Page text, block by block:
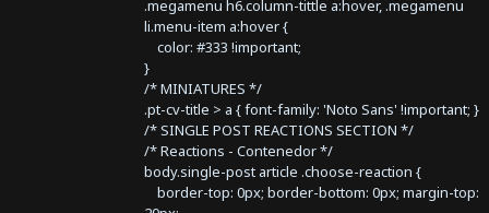
.megamenu h6.column-tittle a:hover, .megamenu
li.menu-item a:hover {
color: #333 !important;
}
/* MINIATURES */
.pt-cv-title > a { font-family: 'Noto Sans' !important; }
/* SINGLE POST REACTIONS SECTION */
/* Reactions - Contenedor */
body.single-post article .choose-reaction {
border-top: 0px; border-bottom: 0px; margin-top: